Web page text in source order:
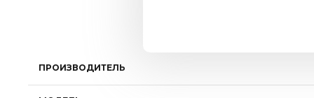
ПРОИЗВОДИТЕЛЬ